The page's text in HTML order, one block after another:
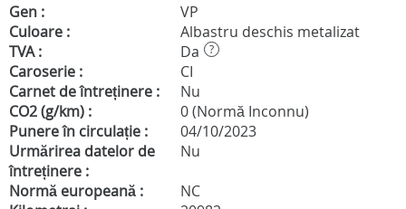
Gen :
VP
Culoare :
Albastru deschis metalizat
TVA :
Da ?
Caroserie :
CI
Carnet de întreținere :
Nu
CO2 (g/km) :
0 (Normă Inconnu)
Punere în circulație :
04/10/2023
Urmărirea datelor de
întreținere :
Nu
Normă europeană :
NC